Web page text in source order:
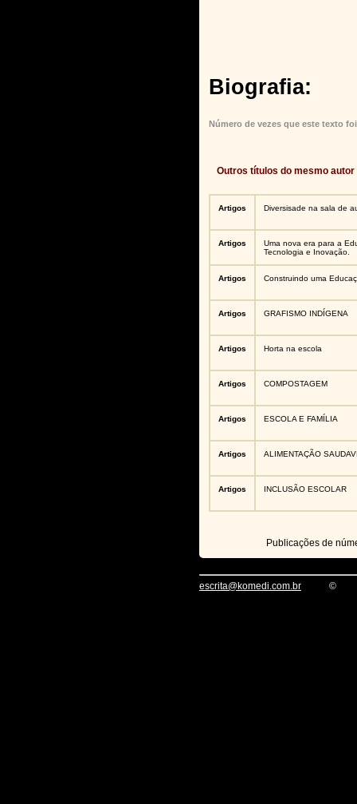
Biografia:
Número de vezes que este texto
Outros títulos do mesmo autor
Artigos Diversisade na sala de
Artigos
Uma nova era para a
Tecnologia e Inovação.
Artigos Construindo uma
Artigos GRAFISMO INDÍGENA
Artigos Horta na escola
Artigos COMPOSTAGEM
Artigos ESCOLA E FAMÍLIA
Artigos ALIMENTAÇÃO
Artigos INCLUSÃO ESCOLAR
Publicações de
escrita@komedi.com.br ©